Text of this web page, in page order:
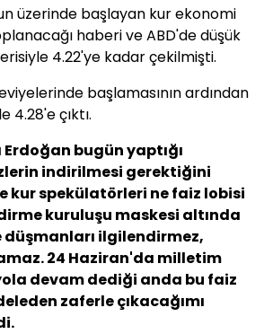
üzerinde başlayan kur ekonomi
haberi ve ABD'de düşük
4.22'ye kadar çekilmişti.
başlamasının ardından
4.28'e çıktı.
bugün yaptığı
indirilmesi gerektiğini
kur spekülatörleri ne faiz lobisi
kuruluşu maskesi altında
düşmanları ilgilendirmez,
24 Haziran'da milletim
devam dediği anda bu faiz
zaferle çıkacağımı